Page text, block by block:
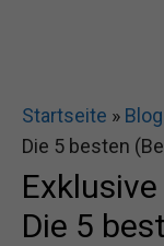
Startseite » Blog
Die 5 besten
Die 5